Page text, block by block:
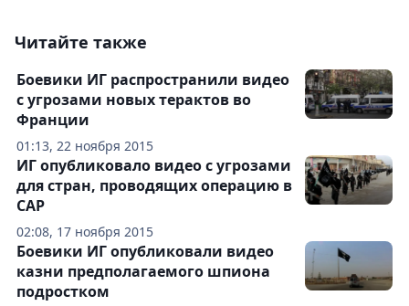
Читайте также
01:13, 22 ноября 2015
Боевики ИГ распространили видео
с угрозами новых терактов во
Франции
02:08, 17 ноября 2015
ИГ опубликовало видео с угрозами
для стран, проводящих операцию в
САР
Боевики ИГ опубликовали видео
казни предполагаемого шпиона
подростком